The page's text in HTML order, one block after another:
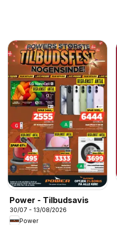
Power - Tilbudsavis
30/07 - 13/08/2026
Power